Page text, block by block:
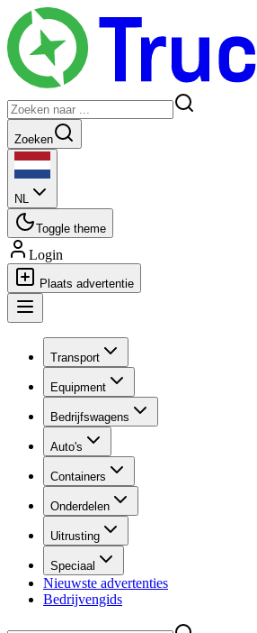
Zoeken
NL
Toggle theme
Login
Plaats advertentie
Transport
Equipment
Bedrijfswagens
Auto's
Containers
Onderdelen
Uitrusting
Speciaal
Nieuwste advertenties
Bedrijvengids